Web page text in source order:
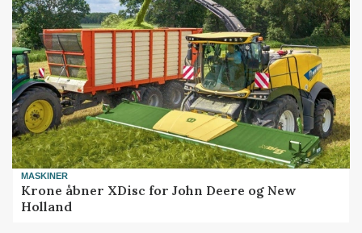
MASKINER
Krone åbner XDisc for John Deere og New
Holland